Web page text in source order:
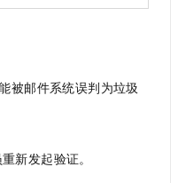
被邮件系统误判为垃圾
新发起验证。